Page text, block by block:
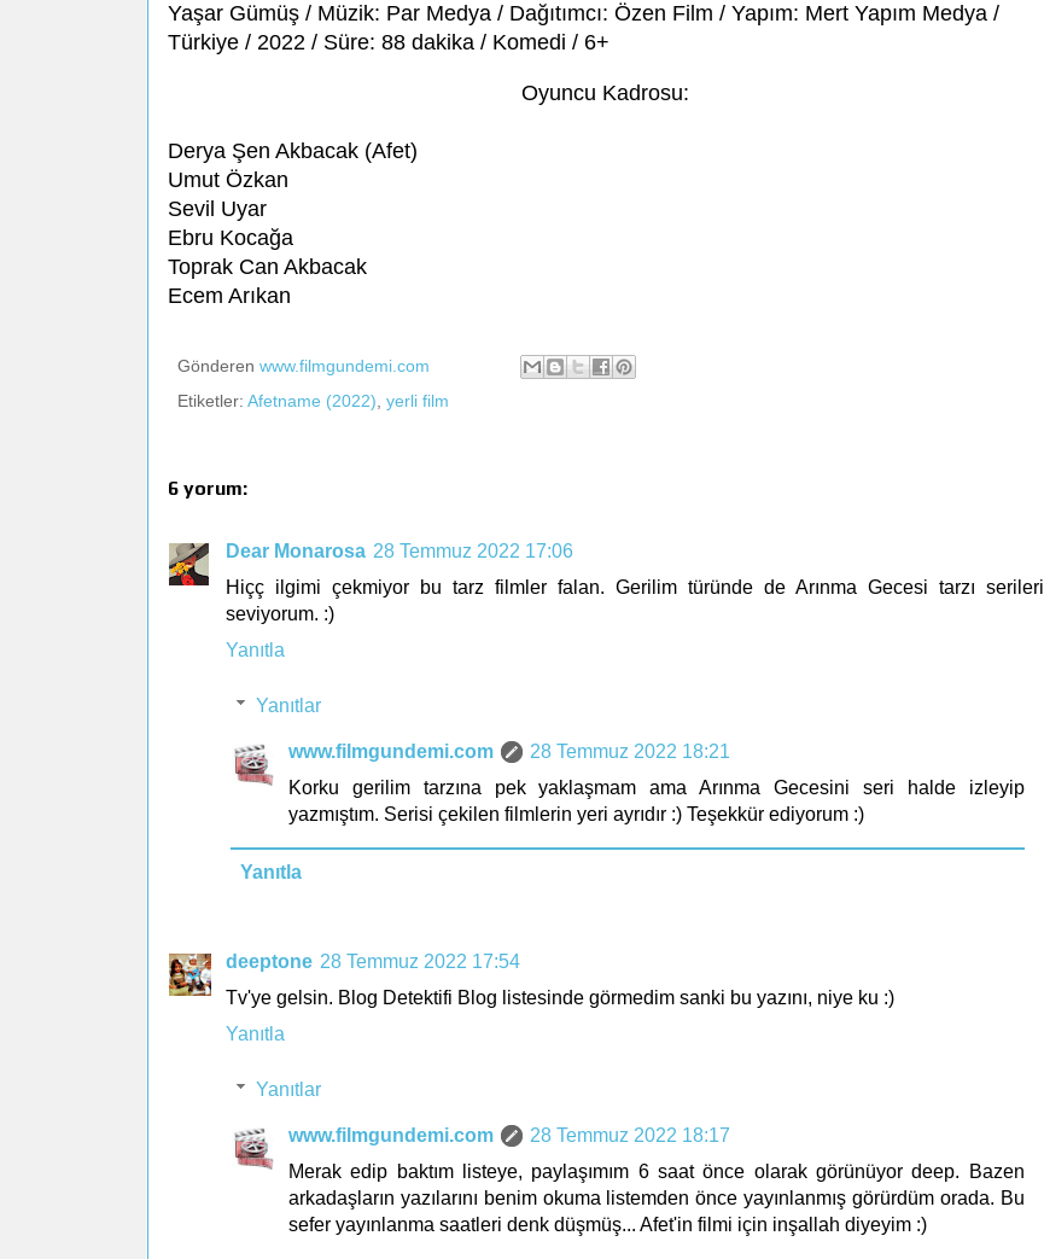
Yaşar Gümüş / Müzik: Par Medya / Dağıtımcı: Özen Film / Yapım: Mert Yapım Medya /
Türkiye / 2022 / Süre: 88 dakika / Komedi / 6+
Oyuncu Kadrosu:
Derya Şen Akbacak (Afet)
Umut Özkan
Sevil Uyar
Ebru Kocağa
Toprak Can Akbacak
Ecem Arıkan
Gönderen www.filmgundemi.com
Etiketler: Afetname (2022) yerli film
6 yorum:
Dear Monarosa 28 Temmuz 2022 17:06
Hiçç ilgimi çekmiyor bu tarz filmler falan. Gerilim türünde de Arınma Gecesi tarzı serileri
seviyorum. :)
Yanıtla
Yanıtlar
www.filmgundemi.com
28 Temmuz 2022 18:21
Korku gerilim tarzına pek yaklaşmam ama Arınma Gecesini seri halde izleyip
yazmıştım. Serisi çekilen filmlerin yeri ayrıdır :) Teşekkür ediyorum :)
Yanıtla
deeptone 28 Temmuz 2022 17:54
Tv'ye gelsin. Blog Detektifi Blog listesinde görmedim sanki bu yazını, niye ku :)
Yanıtla
Yanıtlar
www.filmgundemi.com
28 Temmuz 2022 18:17
Merak edip baktım listeye, paylaşımım 6 saat önce olarak görünüyor deep. Bazen
arkadaşların yazılarını benim okuma listemden önce yayınlanmış görürdüm orada. Bu
sefer yayınlanma saatleri denk düşmüş... Afet'in filmi için inşallah diyeyim :)